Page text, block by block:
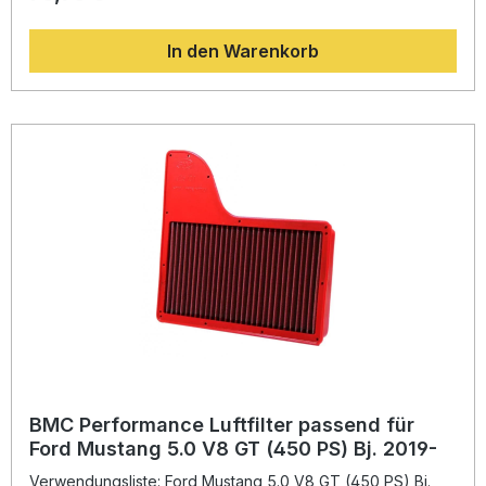
optimale Motorleistung ermöglicht. Entwickelt mit dem
Wissen aus der Formel 1, nutzt dieser Filter das innovative
„Full Moulding“-System mit Weichgummiformteilen –
gefertigt aus einem Stück ohne Schweißnähte, um Brüche
Epoxid-beschichtetes Legierungsgewebe und eine
mehrlagige Baumwollgage mit speziellem Ölfilm, sorgen für
maximale Luftdurchlässigkeit bei gleichzeitig
hervorragendem Schutz vor Staub, Feuchtigkeit und
Oxidation. Somit ist der BMC Luftfilter eine langlebige und
leistungssteigernde Alternative zum Original-Papierfilter
und trägt aktiv zur Verbesserung von Ansprechverhalten
und Effizienz Ihres Motors bei. Erhöhter Luftdurchsatz für
maximale Motorleistung Innovatives „Full Moulding“-Design
ohne Schweißnähte Epoxidbeschichtetes
Legierungsgewebe für Langlebigkeit Mehrlagige
Baumwollstruktur für optimale Filtration Wiederverwendbar
In den Warenkorb
BMC Performance Luftfilter passend für
Ford Mustang 5.0 V8 GT (450 PS) Bj. 2019-
Verwendungsliste: Ford Mustang 5.0 V8 GT (450 PS) Bj.